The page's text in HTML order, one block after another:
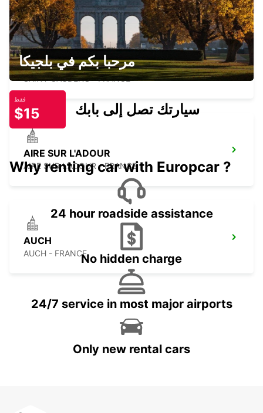
SAINT GAUDENS
SAINT GAUDENS - FRANCE
AIRE SUR L'ADOUR
AIRE SUR L'ADOUR - FRANCE
AUCH
AUCH - FRANCE
مرحبا بكم في بلجيكا
فقط
$15 سيارتك تصل إلى بابك
Why renting car with Europcar ?
24 hour roadside assistance
No hidden charge
24/7 service in most major airports
Only new rental cars